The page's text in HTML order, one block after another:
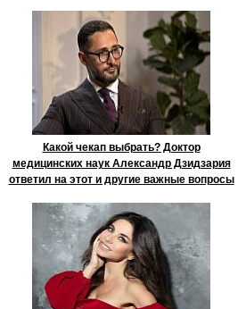
Какой чекап выбрать? Доктор
медицинских наук Александр Дзидзария
ответил на этот и другие важные вопросы